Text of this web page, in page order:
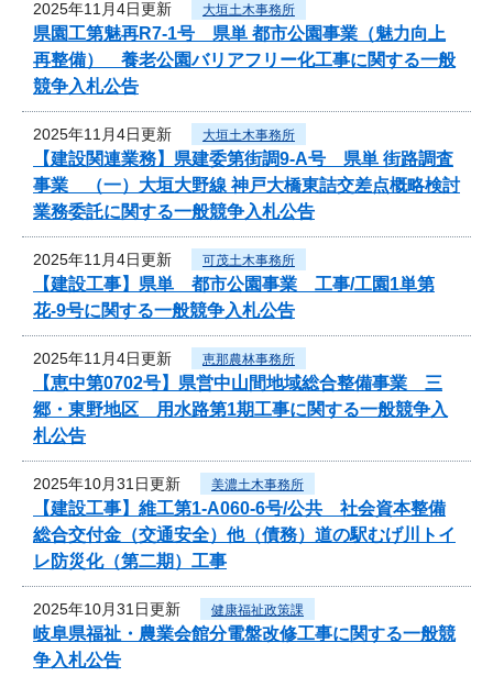
2025年11月4日更新 大垣土木事務所
県園工第魅再R7-1号 県単 都市公園事業（魅力向上
再整備） 養老公園バリアフリー化工事に関する一般
競争入札公告
2025年11月4日更新 大垣土木事務所
【建設関連業務】県建委第街調9-A号 県単 街路調査
事業 （一）大垣大野線 神戸大橋東詰交差点概略検討
業務委託に関する一般競争入札公告
2025年11月4日更新 可茂土木事務所
【建設工事】県単 都市公園事業 工事/工園1単第
花-9号に関する一般競争入札公告
2025年11月4日更新 恵那農林事務所
【恵中第0702号】県営中山間地域総合整備事業 三
郷・東野地区 用水路第1期工事に関する一般競争入
札公告
2025年10月31日更新 美濃土木事務所
【建設工事】維工第1-A060-6号/公共 社会資本整備
総合交付金（交通安全）他（債務）道の駅むげ川トイ
レ防災化（第二期）工事
2025年10月31日更新 健康福祉政策課
岐阜県福祉・農業会館分電盤改修工事に関する一般競
争入札公告